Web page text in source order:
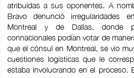
atribuidas a sus oponentes. A
Bravo denunció irregularidades
Montreal y de Dallas, donde
connacionales podían votar de
que el cónsul en Montreal, se vio
cuestiones logísticas que le
estaba involucrando en el proceso.